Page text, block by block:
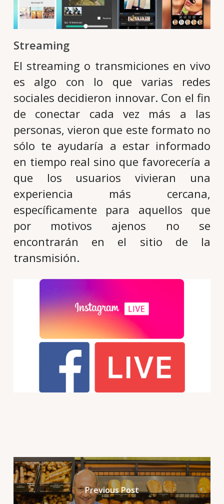
Streaming
El streaming o transmiciones en vivo
es algo con lo que varias redes
sociales decidieron innovar. Con el fin
de conectar cada vez más a las
personas, vieron que este formato no
sólo te ayudaría a estar informado
en tiempo real sino que favorecería a
que los usuarios vivieran una
experiencia más cercana,
específicamente para aquellos que
por motivos ajenos no se
encontrarán en el sitio de la
transmisión.
Previous Post